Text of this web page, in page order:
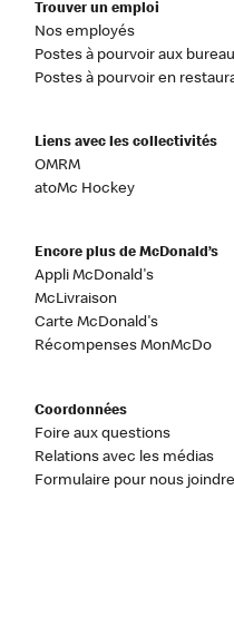
Trouver un emploi
Nos employés
Postes à pourvoir aux
Postes à pourvoir en
Liens avec les collectivités
OMRM
atoMc Hockey
Encore plus de McDonald’s
Appli McDonald's
McLivraison
Carte McDonald's
Récompenses MonMcDo
Coordonnées
Foire aux questions
Relations avec les médias
Formulaire pour nous joindre